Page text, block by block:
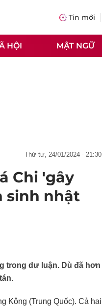
Tin mới
HỘI MẬT NGỮ
thứ tư, 24/01/2024 - 21:30
Chi 'gây
sinh nhật
trong dư luận. Dù đã hơn
Kông (Trung Quốc). Cả hai